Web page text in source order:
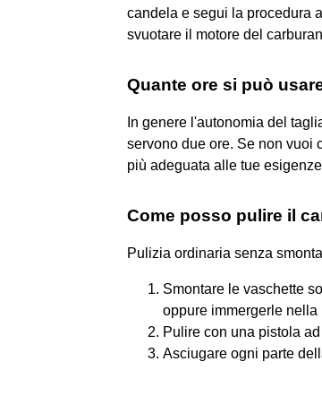
candela e segui la procedura
svuotare il motore del
Quante ore si può
In genere l'autonomia del
servono due ore. Se non vuoi
più adeguata alle tue
Come posso pulire il
Pulizia ordinaria senza
Smontare le vaschette
oppure immergerle nella
Pulire con una pistola
Asciugare ogni parte